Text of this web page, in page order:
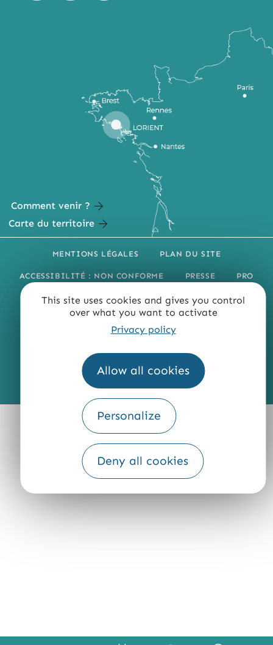
This site uses cookies and gives you control
over what you want to activate
Privacy policy
Allow all cookies
Personalize
Deny all cookies
Comment venir ?
Carte du territoire
MENTIONS LÉGALES PLAN DU SITE
ACCESSIBILITÉ : NON CONFORME PRESSE PRO
QUI SOMMES-NOUS ?
Fourni par
Traduction